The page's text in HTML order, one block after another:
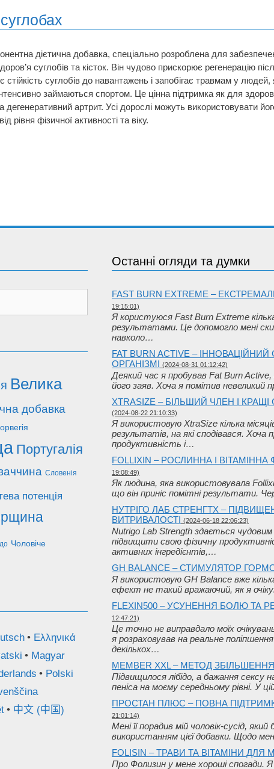
дієтична добавка, спеціально розроблена для
суглобів та кісток. Він чудово прискорює регенерацію
стійкість суглобів до навантажень і запобігає травмам у людей,
займаються спортом. Це цінна підтримка як для
дегенеративний артрит. Усі дорослі можуть використовувати
рівня фізичної активності та віку.
Велика
добавка
Португалія
Словенія
потенція
Чоловіче
Ελληνικά
Magyar
Polski
中文 (中国)
Останні огляди та думки
FAST BURN EXTREME –
19:15:01)
Я користуюся Fast Burn Extreme
результатами. Це допомогло мені
навколо…
FAT BURN ACTIVE –
ОРГАНІЗМІ (2024-08-31 01:12:42)
Деякий час я пробував Fat Burn
його заяв. Хоча я помітив невеликий
XTRASIZE – БІЛЬШИЙ ЧЛЕН І
(2024-08-22 21:10:33)
Я використовую XtraSize кілька
результатів, на які сподівався.
продуктивність і…
FOLLIXIN – РОСЛИННА І
19:08:49)
Як людина, яка використовувала
що він приніс помітні результати.
НУТРІГО ЛАБ СТРЕНГТХ –
ВИТРИВАЛОСТІ (2024-06-18 22:06:23)
Nutrigo Lab Strength здається
підвищити свою фізичну
активних інгредієнтів,…
GH BALANCE – СТИМУЛЯТОР
Я використовую GH Balance вже
ефект не такий вражаючий, як я
FLEXIN500 – УСУНЕННЯ БОЛЮ ТА
12:47:21)
Це точно не виправдало моїх
я розраховував на реальне
декількох…
MEMBER XXL – МЕТОД
Підвищилося лібідо, а бажання сексу
пеніса на моєму середньому рівні. У
ПРОСТАН ПЛЮС – ПОВНА
21:01:14)
Мені її порадив мій чоловік-сусід,
використанням цієї добавки. Щодо
FOLISIN – ТРАВИ ТА ВІТАМІНИ
Про Фолизин у мене хороші спогади. Я